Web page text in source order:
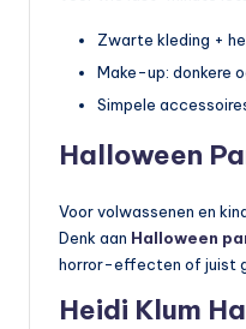
Zwarte kleding +
Make-up: donkere
Simpele
Halloween
Voor volwassenen en
Denk aan Halloween
horror-effecten of juist
Heidi Klum